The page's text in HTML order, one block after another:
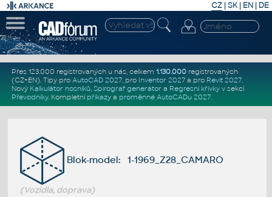
CZ | SK| EN | DE
Přes 123.000 registrovaných u nás, celkem 1.130.000registrovaných
(CZ+EN). Tipy pro AutoCAD 2027, pro Inventor 2027a pro Revit 2027.
Nový Kalkulátor nosníků, Spirograf generátor a Regresní křivkyv sekci
Převodníky. Kompletní příkazya proměnné AutoCADu 2027.
Blok-model: 1-1969_Z28_CAMARO
(Vozidla, doprava)